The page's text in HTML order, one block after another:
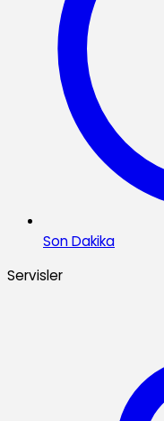
Son Dakika
Servisler